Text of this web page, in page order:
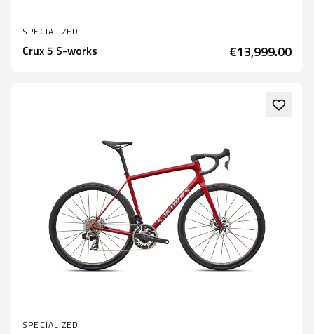
SPECIALIZED
Crux 5 S-works €13,999.00
SPECIALIZED